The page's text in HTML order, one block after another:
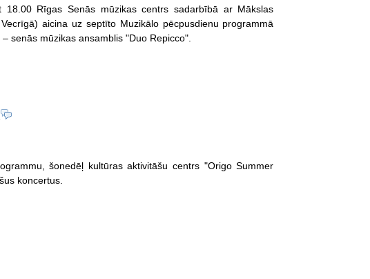
Rīgas Senās mūzikas centrs sadarbībā ar Mākslas
aicina uz septīto Muzikālo pēcpusdienu programmā
senās mūzikas ansamblis "Duo Repicco".
šonedēļ kultūras aktivitāšu centrs "Origo Summer
koncertus.